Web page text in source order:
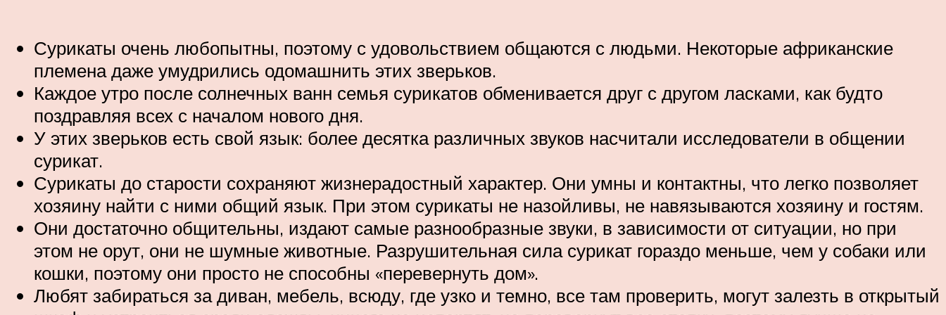
Сурикаты очень любопытны, поэтому с удовольствием общаются с людьми. Некоторые африканские
племена даже умудрились одомашнить этих зверьков.
Каждое утро после солнечных ванн семья сурикатов обменивается друг с другом ласками, как будто
поздравляя всех с началом нового дня.
У этих зверьков есть свой язык: более десятка различных звуков насчитали исследователи в общении
сурикат.
Сурикаты до старости сохраняют жизнерадостный характер. Они умны и контактны, что легко позволяет
хозяину найти с ними общий язык. При этом сурикаты не назойливы, не навязываются хозяину и гостям.
Они достаточно общительны, издают самые разнообразные звуки, в зависимости от ситуации, но при
этом не орут, они не шумные животные. Разрушительная сила сурикат гораздо меньше, чем у собаки или
кошки, поэтому они просто не способны «перевернуть дом».
Любят забираться за диван, мебель, всюду, где узко и темно, все там проверить, могут залезть в открытый